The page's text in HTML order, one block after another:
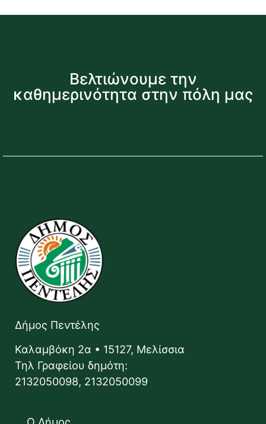
Βελτιώνουμε την
καθημερινότητα στην πόλη μας
Δήμος Πεντέλης
Καλαμβόκη 2α • 15127, Μελίσσια
Τηλ Γραφείου δημότη:
2132050098, 2132050099